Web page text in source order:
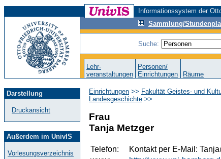
Informationssystem der
Sammlung/
Suche:
Lehr-
veranstaltungen
Personen/
Einrichtungen
Räume
Darstellung
Druckansicht
Außerdem im UnivIS
Vorlesungsverzeichnis
Einrichtungen >> Fakultät Geistes- und
Landesgeschichte >>
Frau
Tanja Metzger
Telefon:
Kontakt per E-Mail: